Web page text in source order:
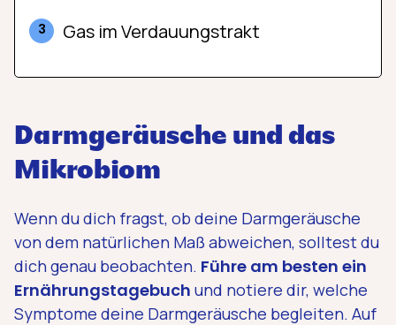
Gas im Verdauungstrakt
Darmgeräusche und das
Mikrobiom
Wenn du dich fragst, ob deine Darmgeräusche
von dem natürlichen Maß abweichen, solltest du
dich genau beobachten. Führe am besten ein
Ernährungstagebuch und notiere dir, welche
Symptome deine Darmgeräusche begleiten. Auf